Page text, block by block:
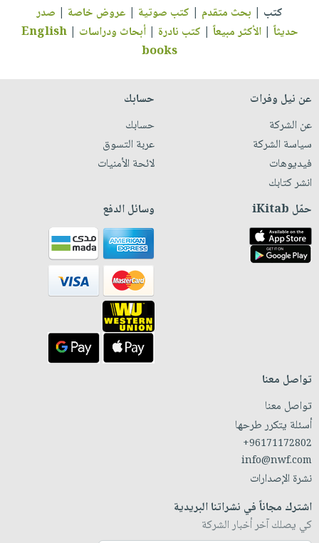
كتب | بحث متقدم | كتب صوتية | عروض خاصة | صدر
حديثاً |الأكثر مبيعاً | كتب نادرة |أبحاث ودراسات |
English
books
عن نيل وفرات
عن الشركة
سياسة الشركة
فيديوهات
انشر كتابك
حسابك
حسابك
عربة التسوق
لائحة الأمنيات
حمّل iKitab وسائل الدفع
تواصل معنا
تواصل معنا
أسئلة يتكرر طرحها
+96171172802
info@nwf.com
نشرة الإصدارات
اشترك مجاناً في نشراتنا البريدية
كي يصلك آخر أخبار الشركة